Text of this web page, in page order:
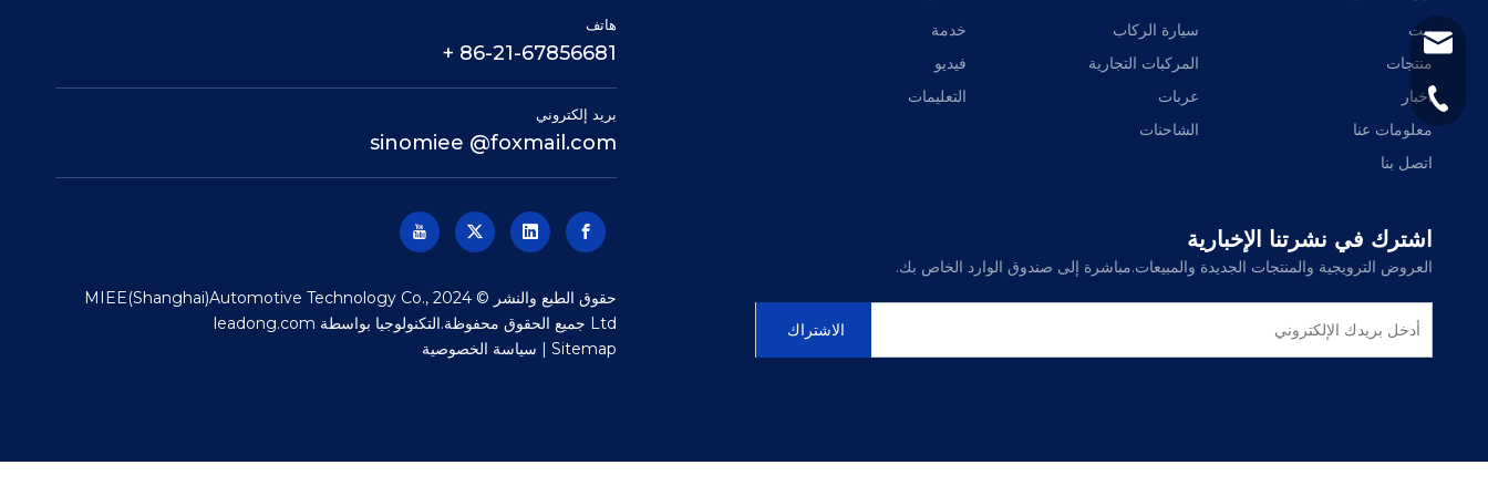
هاتف
86-21-67856681 +
بريد إلكتروني
sinomiee @foxmail.com
+86-21-
حقوق الطبع والنشر © 2024 MIEE(Shanghai)Automotive Technology Co.,
Ltd جميع الحقوق محفوظة.التكنولوجيا بواسطة
leadong.com
Sitemap
| سياسة الخصوصية
بيت
منتجات
أخبار
معلومات عنا
اتصل بنا
سيارة الركاب
المركبات التجارية
عربات
الشاحنات
خدمة
فيديو
التعليمات
اشترك في نشرتنا الإخبارية
العروض الترويجية والمنتجات الجديدة والمبيعات.مباشرة إلى صندوق الوارد الخاص بك.
الاشتراك